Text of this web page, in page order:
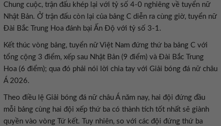
Chung cuộc, trận đấu khép lại với tỷ số 4-0 nghiêng về tuyển nữ
Nhật Bản. Ở trận đấu còn lại của bảng C diễn ra cùng giờ, tuyển nữ
Đài Bắc Trung Hoa đánh bại Ấn Độ với tỷ số 3-1.
Kết thúc vòng bảng, tuyển nữ Việt Nam đứng thứ ba bảng C với
tổng cộng 3 điểm, xếp sau Nhật Bản (9 điểm) và Đài Bắc Trung
Hoa (6 điểm); qua đó phải nói lời chia tay với Giải bóng đá nữ châu
Á 2026.
Theo điều lệ Giải bóng đá nữ châu Á năm nay, hai đội đứng đầu
mỗi bảng cùng hai đội xếp thứ ba có thành tích tốt nhất sẽ giành
quyền vào vòng Tứ kết. Tuy nhiên, so với các đội đứng thứ ba